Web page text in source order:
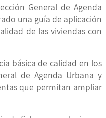
General de Agenda
una guía de aplicación
de las viviendas con
básica de calidad en los
de Agenda Urbana y
que permitan ampliar